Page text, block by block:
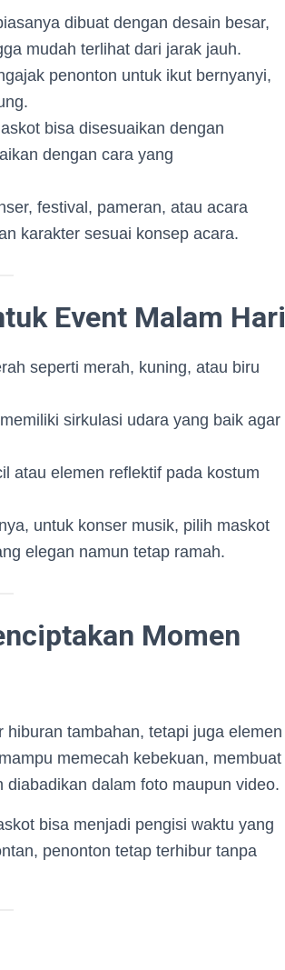
dibuat dengan desain besar,
mudah terlihat dari jarak jauh.
penonton untuk ikut bernyanyi,
bisa disesuaikan dengan
dengan cara yang
festival, pameran, atau acara
karakter sesuai konsep acara.
Event Malam Hari
seperti merah, kuning, atau biru
sirkulasi udara yang baik agar
atau elemen reflektif pada kostum
untuk konser musik, pilih maskot
elegan namun tetap ramah.
Momen
tambahan, tetapi juga elemen
memecah kebekuan, membuat
dalam foto maupun video.
bisa menjadi pengisi waktu yang
penonton tetap terhibur tanpa